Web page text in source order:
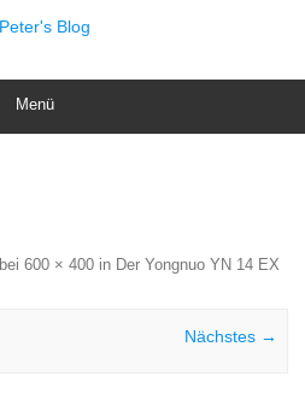
Menü
bei 600 × 400 in Der Yongnuo YN 14 EX
Nächstes →